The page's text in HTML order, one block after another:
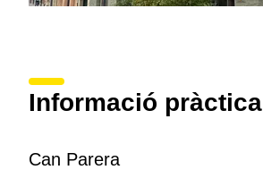
Informació pràctica
Can Parera